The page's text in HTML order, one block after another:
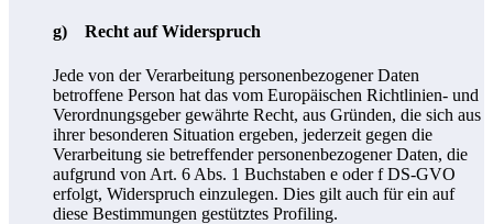
g) Recht auf Widerspruch
Jede von der Verarbeitung personenbezogener Daten
betroffene Person hat das vom Europäischen Richtlinien- und
Verordnungsgeber gewährte Recht, aus Gründen, die sich aus
ihrer besonderen Situation ergeben, jederzeit gegen die
Verarbeitung sie betreffender personenbezogener Daten, die
aufgrund von Art. 6 Abs. 1 Buchstaben e oder f DS-GVO
erfolgt, Widerspruch einzulegen. Dies gilt auch für ein auf
diese Bestimmungen gestütztes Profiling.